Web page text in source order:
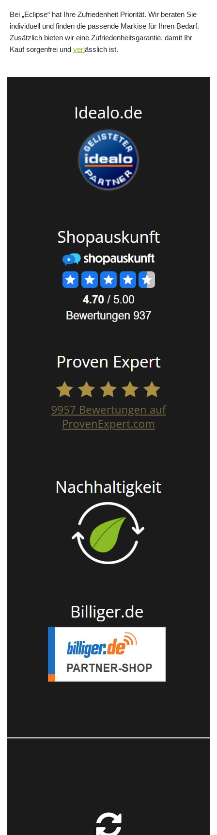
Bei „Eclipse“ hat Ihre Zufriedenheit Priorität. Wir beraten Sie
individuell und finden die passende Markise für Ihren Bedarf.
Zusätzlich bieten wir eine Zufriedenheitsgarantie, damit Ihr
Kauf sorgenfrei und verlässlich ist.